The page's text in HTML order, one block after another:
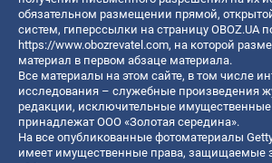
обязательном размещении прямой,
систем, гиперссылки на страницу OBOZ.UA
https://www.obozrevatel.com, на которой
материал в первом абзаце материала.
Все материалы на этом сайте, в том числе
исследования – служебные произведения
редакции, исключительные имущественные
принадлежат ООО «Золотая середина».
На все опубликованные фотоматериалы
имеет имущественные права, защищаемые